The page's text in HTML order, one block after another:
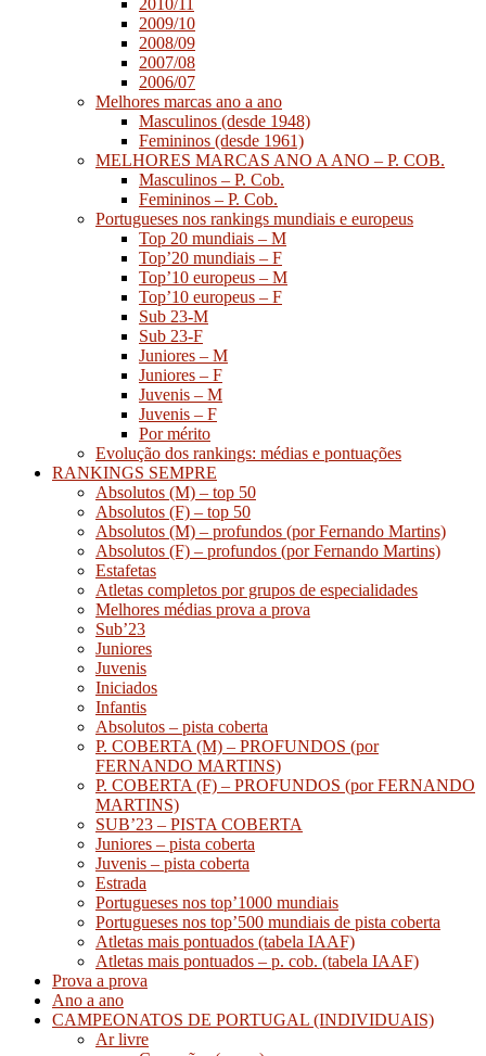
2009/10
2008/09
2007/08
2006/07
Melhores marcas ano a ano
Masculinos (desde 1948)
Femininos (desde 1961)
MELHORES MARCAS ANO A ANO – P. COB.
Masculinos – P. Cob.
Femininos – P. Cob.
Portugueses nos rankings mundiais e europeus
Top 20 mundiais – M
Top’20 mundiais – F
Top’10 europeus – M
Top’10 europeus – F
Sub 23-M
Sub 23-F
Juniores – M
Juniores – F
Juvenis – M
Juvenis – F
Por mérito
Evolução dos rankings: médias e pontuações
RANKINGS SEMPRE
Absolutos (M) – top 50
Absolutos (F) – top 50
Absolutos (M) – profundos (por Fernando Martins)
Absolutos (F) – profundos (por Fernando Martins)
Estafetas
Atletas completos por grupos de especialidades
Melhores médias prova a prova
Sub’23
Juniores
Juvenis
Iniciados
Infantis
Absolutos – pista coberta
P. COBERTA (M) – PROFUNDOS (por
FERNANDO MARTINS)
P. COBERTA (F) – PROFUNDOS (por FERNANDO
MARTINS)
SUB’23 – PISTA COBERTA
Juniores – pista coberta
Juvenis – pista coberta
Estrada
Portugueses nos top’1000 mundiais
Portugueses nos top’500 mundiais de pista coberta
Atletas mais pontuados (tabela IAAF)
Atletas mais pontuados – p. cob. (tabela IAAF)
Prova a prova
Ano a ano
CAMPEONATOS DE PORTUGAL (INDIVIDUAIS)
Ar livre